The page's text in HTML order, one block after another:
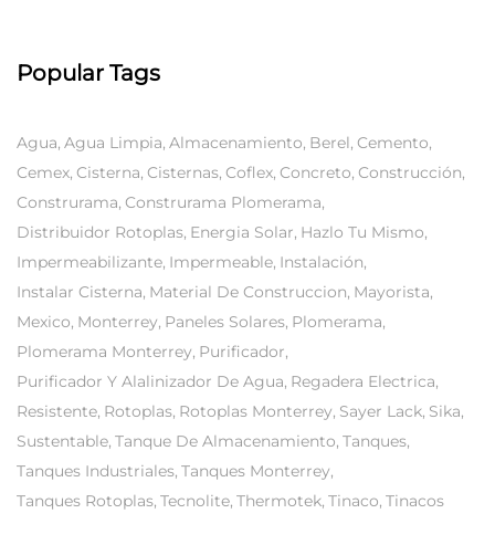
Popular Tags
Agua Agua Limpia Almacenamiento Berel Cemento
Cemex Cisterna Cisternas Coflex Concreto Construcción
Construrama Construrama Plomerama
Distribuidor Rotoplas Energia Solar Hazlo Tu Mismo
Impermeabilizante Impermeable Instalación
Instalar Cisterna Material De Construccion Mayorista
Mexico Monterrey Paneles Solares Plomerama
Plomerama Monterrey Purificador
Purificador Y Alalinizador De Agua Regadera Electrica
Resistente Rotoplas Rotoplas Monterrey Sayer Lack Sika
Sustentable Tanque De Almacenamiento Tanques
Tanques Industriales Tanques Monterrey
Tanques Rotoplas Tecnolite Thermotek Tinaco Tinacos